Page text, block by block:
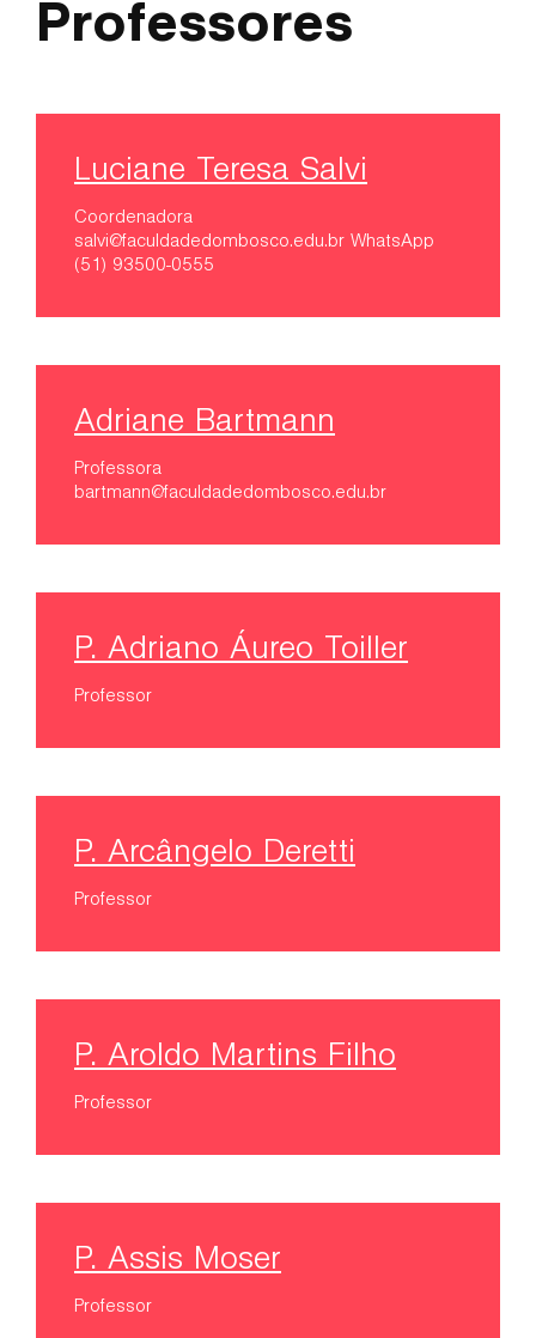
Professores
Luciane Teresa Salvi
Coordenadora
salvi@faculdadedombosco.edu.br WhatsApp
(51) 93500-0555
Adriane Bartmann
Professora
bartmann@faculdadedombosco.edu.br
P. Adriano Áureo Toiller
Professor
P. Arcângelo Deretti
Professor
P. Aroldo Martins Filho
Professor
P. Assis Moser
Professor